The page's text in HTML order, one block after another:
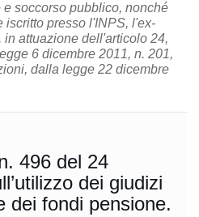
soccorso pubblico, nonché
iscritto presso l'INPS, l'ex-
attuazione dell'articolo 24,
6 dicembre 2011, n. 201,
dalla legge 22 dicembre
496 del 24
dei giudizi
dei fondi pensione.